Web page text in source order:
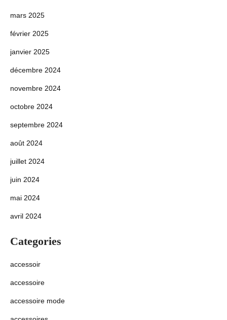
mars 2025
février 2025
janvier 2025
décembre 2024
novembre 2024
octobre 2024
septembre 2024
août 2024
juillet 2024
juin 2024
mai 2024
avril 2024
Categories
accessoir
accessoire
accessoire mode